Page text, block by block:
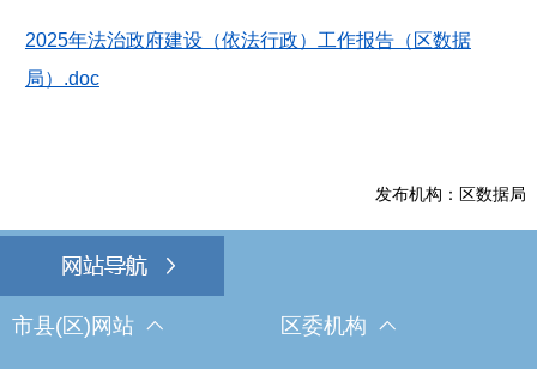
2025年法治政府建设（依法行政）工作报告（区数据
局）.doc
发布机构：区数据局
市县(区)网站 区委机构